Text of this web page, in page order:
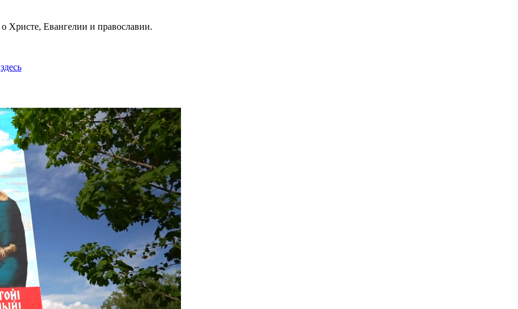
о Христе, Евангелии и православии.
здесь